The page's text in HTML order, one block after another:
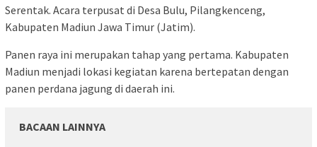
Serentak. Acara terpusat di Desa Bulu, Pilangkenceng,
Kabupaten Madiun Jawa Timur (Jatim).
Panen raya ini merupakan tahap yang pertama. Kabupaten
Madiun menjadi lokasi kegiatan karena bertepatan dengan
panen perdana jagung di daerah ini.
BACAAN LAINNYA